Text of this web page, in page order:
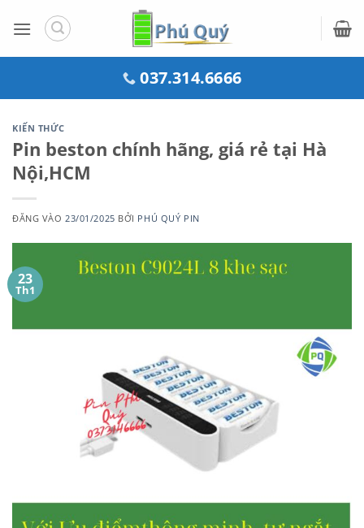
qua
037.314.6666
KIẾN THỨC
Pin beston chính hãng, giá rẻ tại Hà
Nội,HCM
ĐĂNG VÀO 23/01/2025 BỞI PHÚ QUÝ PIN
23
Th1